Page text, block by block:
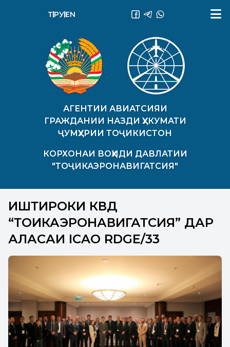
АГЕНТИИ АВИАТСИЯИ
ГРАЖДАНИИ НАЗДИ ҲУКУМАТИ
ҶУМҲУРИИ ТОҶИКИСТОН
КОРХОНАИ ВОҲИДИ ДАВЛАТИИ
"ТОҶИКАЭРОНАВИГАТСИЯ"
ТҶ РУEN
ИШТИРОКИ КВД
“ТОҶИКАЭРОНАВИГАТСИЯ” ДАР
ҶАЛАСАИ ICAO RDGE/33